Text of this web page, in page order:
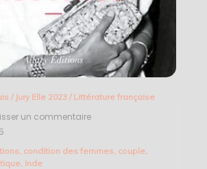
/ Jury Elle 2023/ Littérature française
un commentaireon
insoumise
5
condition des femmes couple,
, Inde